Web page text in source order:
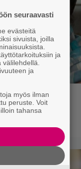
kaapin
seuraavasti
evästeitä
sivuista, joilla
ja
ja
myös ilman
peruste. Voit
tahansa